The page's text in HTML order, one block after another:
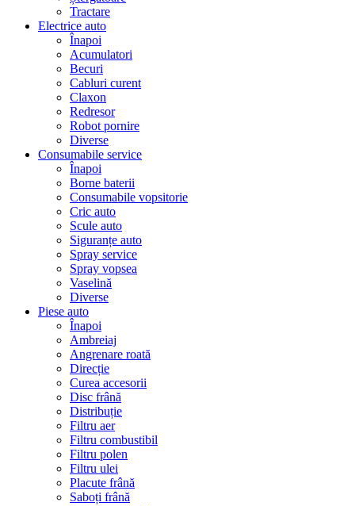
Tractare
Electrice auto
Înapoi
Acumulatori
Becuri
Cabluri curent
Claxon
Redresor
Robot pornire
Diverse
Consumabile service
Înapoi
Borne baterii
Consumabile vopsitorie
Cric auto
Scule auto
Siguranțe auto
Spray service
Spray vopsea
Vaselină
Diverse
Piese auto
Înapoi
Ambreiaj
Angrenare roată
Direcție
Curea accesorii
Disc frână
Distribuție
Filtru aer
Filtru combustibil
Filtru polen
Filtru ulei
Placute frână
Saboți frână